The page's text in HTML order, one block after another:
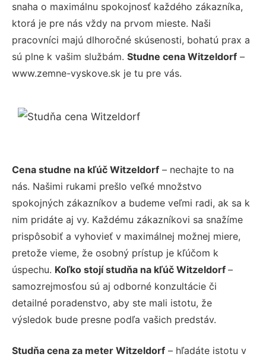
snaha o maximálnu spokojnosť každého zákazníka,
ktorá je pre nás vždy na prvom mieste. Naši
pracovníci majú dlhoročné skúsenosti, bohatú prax a
sú plne k vašim službám. Studne cena Witzeldorf –
www.zemne-vyskove.sk je tu pre vás.
Cena studne na kľúč Witzeldorf – nechajte to na
nás. Našimi rukami prešlo veľké množstvo
spokojných zákazníkov a budeme veľmi radi, ak sa k
nim pridáte aj vy. Každému zákazníkovi sa snažíme
prispôsobiť a vyhovieť v maximálnej možnej miere,
pretože vieme, že osobný prístup je kľúčom k
úspechu. Koľko stojí studňa na kľúč Witzeldorf –
samozrejmosťou sú aj odborné konzultácie či
detailné poradenstvo, aby ste mali istotu, že
výsledok bude presne podľa vašich predstáv.
Studňa cena za meter Witzeldorf – hľadáte istotu v